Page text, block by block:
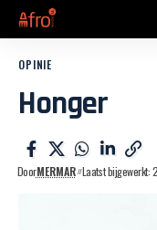
OPINIE
Honger
DoorMERMAR Laatst bijgewerkt: